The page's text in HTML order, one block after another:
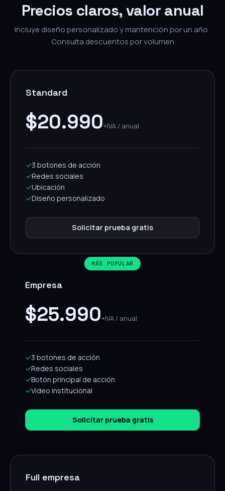
Precios claros, valor anual
Incluye diseño personalizado y mantención por un año ·
Consulta descuentos por volumen
Standard
$20.990+IVA / anual
✓3 botones de acción
✓Redes sociales
✓Ubicación
✓Diseño personalizado
Solicitar prueba gratis
MÁS POPULAR
Empresa
$25.990+IVA / anual
✓3 botones de acción
✓Redes sociales
✓Botón principal de acción
✓Video institucional
Solicitar prueba gratis
Full empresa